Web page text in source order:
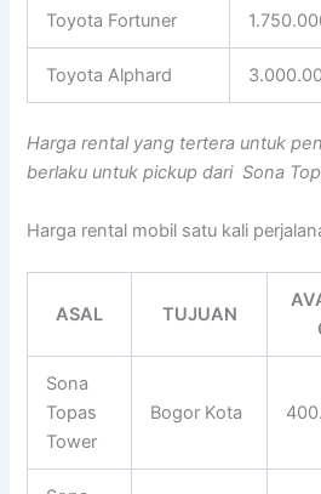
Toyota Fortuner
Toyota Alphard
Harga rental yang tertera untuk
berlaku untuk pickup dari Sona
Harga rental mobil satu kali
ASAL TUJUAN
Sona
Topas
Tower
Bogor Kota